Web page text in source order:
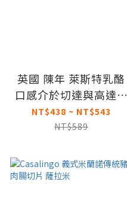
英國 陳年 萊斯特乳酪
口感介於切達與高達之
間 Aged Leicester
NT$438 ~ NT$543
NT$589